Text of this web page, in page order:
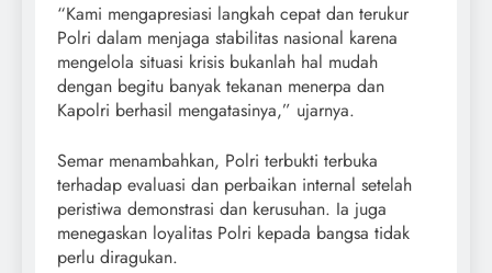
“Kami mengapresiasi langkah cepat dan terukur
Polri dalam menjaga stabilitas nasional karena
mengelola situasi krisis bukanlah hal mudah
dengan begitu banyak tekanan menerpa dan
Kapolri berhasil mengatasinya,” ujarnya.
Semar menambahkan, Polri terbukti terbuka
terhadap evaluasi dan perbaikan internal setelah
peristiwa demonstrasi dan kerusuhan. Ia juga
menegaskan loyalitas Polri kepada bangsa tidak
perlu diragukan.